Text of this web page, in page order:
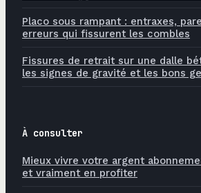
Placo sous rampant : entraxes,
erreurs qui fissurent les combles
Fissures de retrait sur une dalle
les signes de gravité et les bons
À consulter
Mieux vivre votre argent
et vraiment en profiter